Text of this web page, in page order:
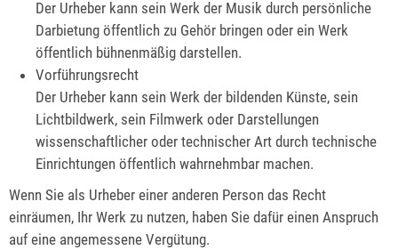
Der Urheber kann sein Werk der Musik durch persönliche
Darbietung öffentlich zu Gehör bringen oder ein Werk
öffentlich bühnenmäßig darstellen.
Vorführungsrecht
Der Urheber kann sein Werk der bildenden Künste, sein
Lichtbildwerk, sein Filmwerk oder Darstellungen
wissenschaftlicher oder technischer Art durch technische
Einrichtungen öffentlich wahrnehmbar machen.
Wenn Sie als Urheber einer anderen Person das Recht
einräumen, Ihr Werk zu nutzen, haben Sie dafür einen Anspruch
auf eine angemessene Vergütung.